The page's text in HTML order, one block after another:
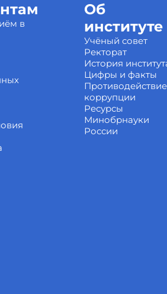
в
Об
институте
Учёный совет
Ректорат
История
Цифры и факты
Противодействие
коррупции
Ресурсы
Минобрнауки
России